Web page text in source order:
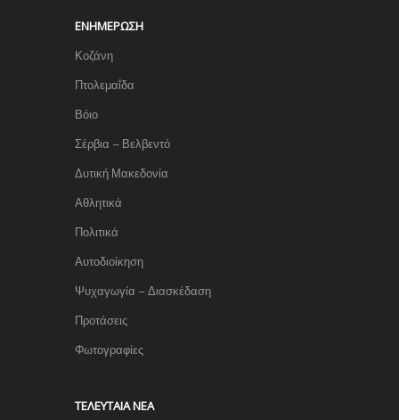
ΕΝΗΜΈΡΩΣΗ
Κοζάνη
Πτολεμαΐδα
Βόιο
Σέρβια – Βελβεντό
Δυτική Μακεδονία
Αθλητικά
Πολιτικά
Αυτοδιοίκηση
Ψυχαγωγία – Διασκέδαση
Προτάσεις
Φωτογραφίες
TΕΛΕΥΤΑΊΑ ΝΈΑ